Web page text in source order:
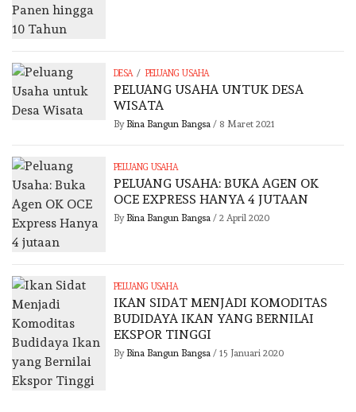
DESA / PELUANG USAHA
PELUANG USAHA UNTUK DESA
WISATA
By Bina Bangun Bangsa/ 8 Maret 2021
PELUANG USAHA
PELUANG USAHA: BUKA AGEN OK
OCE EXPRESS HANYA 4 JUTAAN
By Bina Bangun Bangsa/ 2 April 2020
PELUANG USAHA
IKAN SIDAT MENJADI KOMODITAS
BUDIDAYA IKAN YANG BERNILAI
EKSPOR TINGGI
By Bina Bangun Bangsa/ 15 Januari 2020